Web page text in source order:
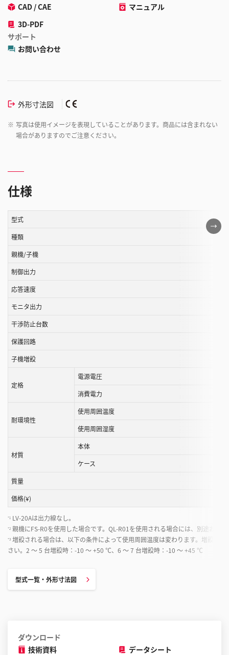
CAD / CAE
マニュアル
3D-PDF
サポート
お問い合わせ
外形寸法図
※ 写真は使用イメージを表現していることがあります。商品には含まれない
場合がありますのでご注意ください。
仕様
こ
の
型式
種類
親機/子機
制御出力
応答速度
モニタ出力
干渉防止台数
保護回路
子機増設
定格
電源電圧
消費電力
耐環境性
使用周囲温度
使用周囲湿度
材質
本体
ケース
質量
価格(¥)
*1 LV-20Aは出力線なし。
*2 親機にFS-R0を使用した場合です。QL-R01を使用される場合には、別途お問
*3 増設される場合は、以下の条件によって使用周囲温度は変わります。増設す
さい。2 ～ 5 台増設時：-10 ～ +50 ℃、6 ～ 7 台増設時：-10 ～ +45 ℃
型式一覧・外形寸法図
ダウンロード
技術資料
データシート